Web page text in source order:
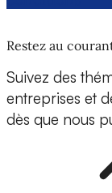
Restez au
Suivez des
entreprises et
dès que nous